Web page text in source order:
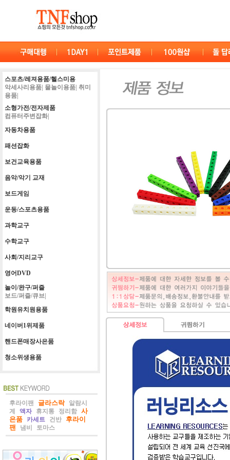
스포츠/레져용품/헬스미용
악세사리용품| 물놀이용품| 취미
용품|
소형가전/전자제품
컴퓨터주변잡화|
자동차용품
패션잡화
보건교육용품
음악/악기 교재
보드게임
운동/스포츠용품
과학교구
수학교구
사회/지리교구
영어DVD
놀이/완구/퍼즐
보드/퍼즐/큐브|
학원유치원용품
네이버1위제품
핸드폰매장사은품
청소위생용품
후라이팬 글라스락
알람시
계
액자 휴지통 정리함
사
은품
카세트 건반
후라이
팬
냄비 토마스